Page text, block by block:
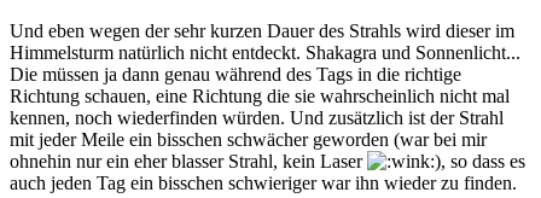
Und eben wegen der sehr kurzen Dauer des Strahls wird dieser im
Himmelsturm natürlich nicht entdeckt. Shakagra und Sonnenlicht...
Die müssen ja dann genau während des Tags in die richtige
Richtung schauen, eine Richtung die sie wahrscheinlich nicht mal
kennen, noch wiederfinden würden. Und zusätzlich ist der Strahl
mit jeder Meile ein bisschen schwächer geworden (war bei mir
ohnehin nur ein eher blasser Strahl, kein Laser
), so dass es
auch jeden Tag ein bisschen schwieriger war ihn wieder zu finden.